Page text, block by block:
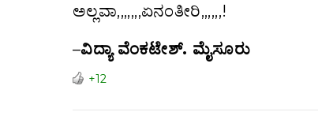
ಅಲ್ಲವಾ,,,,,,,ಏನಂತೀರಿ,,,,,,!
–ವಿದ್ಯಾ ವೆಂಕಟೇಶ್. ಮೈಸೂರು
+12